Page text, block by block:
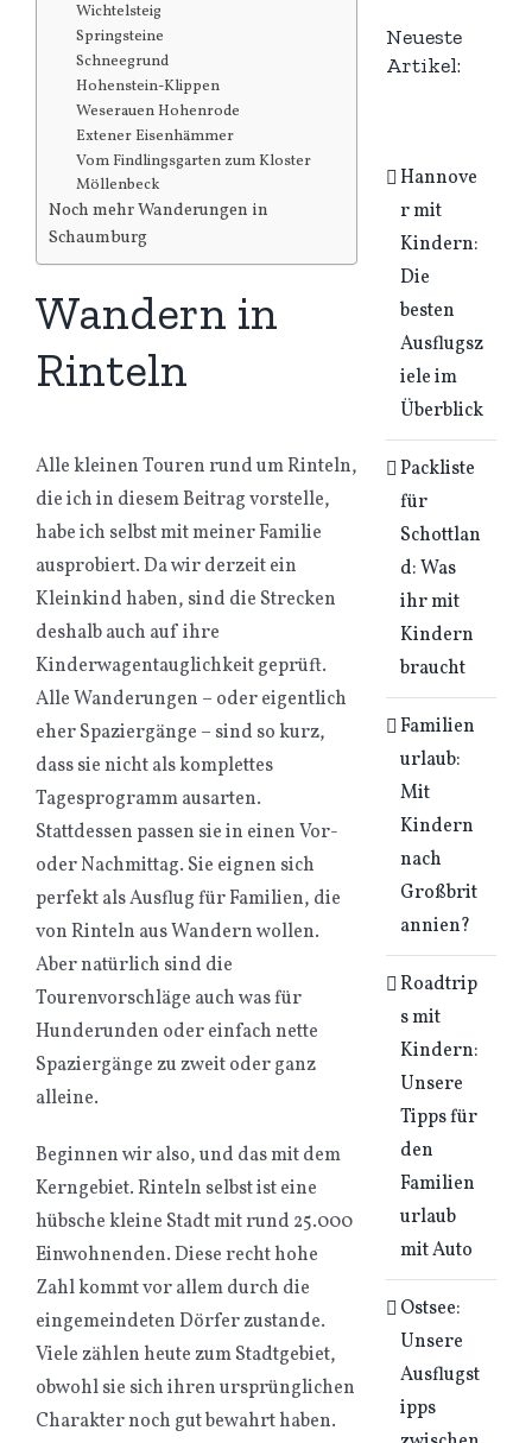
Wichtelsteig
Springsteine
Schneegrund
Hohenstein-Klippen
Weserauen Hohenrode
Extener Eisenhämmer
Vom Findlingsgarten zum Kloster
Möllenbeck
Noch mehr Wanderungen in
Schaumburg
Wandern in
Rinteln
Alle kleinen Touren rund um Rinteln,
die ich in diesem Beitrag vorstelle,
habe ich selbst mit meiner Familie
ausprobiert. Da wir derzeit ein
Kleinkind haben, sind die Strecken
deshalb auch auf ihre
Kinderwagentauglichkeit geprüft.
Alle Wanderungen – oder eigentlich
eher Spaziergänge – sind so kurz,
dass sie nicht als komplettes
Tagesprogramm ausarten.
Stattdessen passen sie in einen Vor-
oder Nachmittag. Sie eignen sich
perfekt als Ausflug für Familien, die
von Rinteln aus Wandern wollen.
Aber natürlich sind die
Tourenvorschläge auch was für
Hunderunden oder einfach nette
Spaziergänge zu zweit oder ganz
alleine.
Beginnen wir also, und das mit dem
Kerngebiet. Rinteln selbst ist eine
hübsche kleine Stadt mit rund 25.000
Einwohnenden. Diese recht hohe
Zahl kommt vor allem durch die
eingemeindeten Dörfer zustande.
Viele zählen heute zum Stadtgebiet,
obwohl sie sich ihren ursprünglichen
Charakter noch gut bewahrt haben.
Neueste
Artikel:
Hannove
r mit
Kindern:
Die
besten
Ausflugsz
iele im
Überblick
Packliste
für
Schottlan
d: Was
ihr mit
Kindern
braucht
Familien
urlaub:
Mit
Kindern
nach
Großbrit
annien?
Roadtrip
s mit
Kindern:
Unsere
Tipps für
den
Familien
urlaub
mit Auto
Ostsee:
Unsere
Ausflugst
ipps